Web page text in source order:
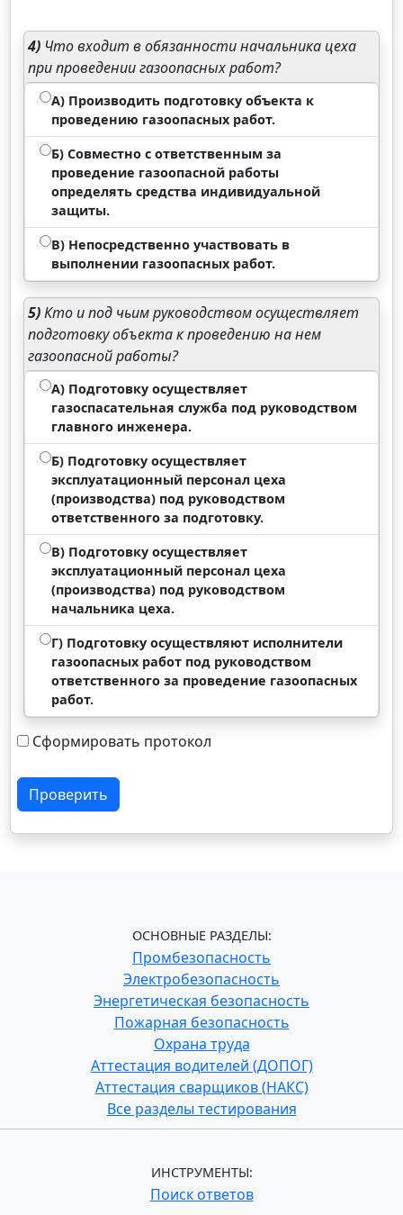
4) Что входит в обязанности начальника цеха
при проведении газоопасных работ?
А) Производить подготовку объекта к
проведению газоопасных работ.
Б) Совместно с ответственным за
проведение газоопасной работы
определять средства индивидуальной
защиты.
В) Непосредственно участвовать в
выполнении газоопасных работ.
5)Кто и под чьим руководством осуществляет
подготовку объекта к проведению на нем
газоопасной работы?
А) Подготовку осуществляет
газоспасательная служба под руководством
главного инженера.
Б) Подготовку осуществляет
эксплуатационный персонал цеха
(производства) под руководством
ответственного за подготовку.
В) Подготовку осуществляет
эксплуатационный персонал цеха
(производства) под руководством
начальника цеха.
Г) Подготовку осуществляют исполнители
газоопасных работ под руководством
ответственного за проведение газоопасных
работ.
Сформировать протокол
Проверить
ОСНОВНЫЕ РАЗДЕЛЫ:
Промбезопасность
Электробезопасность
Энергетическая безопасность
Пожарная безопасность
Охрана труда
Аттестация водителей (ДОПОГ)
Аттестация сварщиков (НАКС)
Все разделы тестирования
ИНСТРУМЕНТЫ:
Поиск ответов